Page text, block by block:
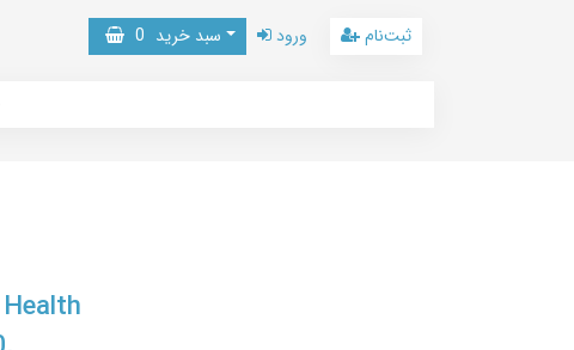
سبد خرید 0 ورود ثبت‌نام